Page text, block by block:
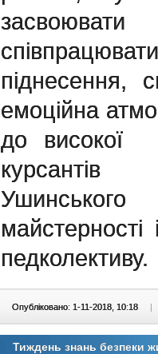
піднесення,
емоційна
до високої
майстерності
педколективу.
Опубліковано: 1-11-2018, 10:18 |
Тиждень знань безпеки